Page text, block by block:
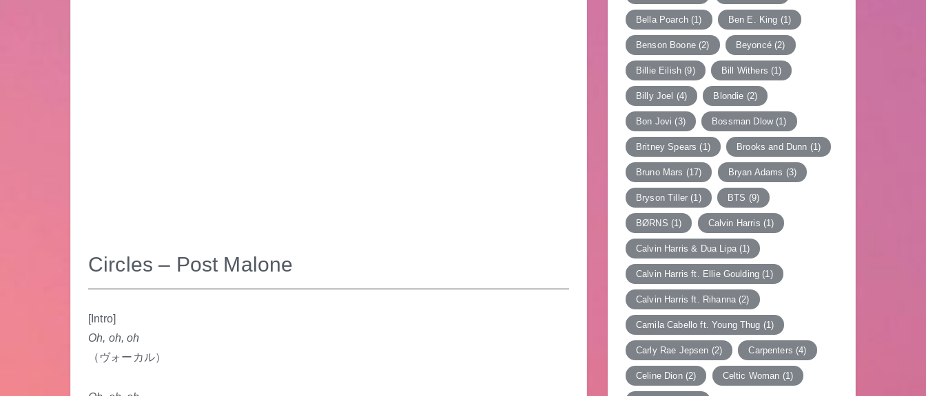
Circles – Post Malone
[Intro]
Oh, oh, oh
（ヴォーカル）
Bella Poarch(1) Ben E. King (1)
Benson Boone(2) Beyoncé(2)
Billie Eilish (9) Bill Withers (1)
Billy Joel (4) Blondie (2)
Bon Jovi (3) Bossman Dlow(1)
Britney Spears (1) Brooks and Dunn (1)
Bruno Mars (17) Bryan Adams (3)
Bryson Tiller (1) BTS (9)
BØRNS (1) Calvin Harris (1)
Calvin Harris & Dua Lipa(1)
Calvin Harris ft. Ellie Goulding (1)
Calvin Harris ft. Rihanna (2)
Camila Cabello ft. Young Thug (1)
Carly Rae Jepsen (2) Carpenters (4)
Celine Dion(2) Celtic Woman (1)